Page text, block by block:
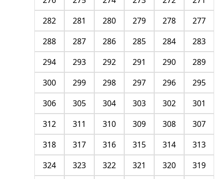
277
278
279
280
281
282
283
284
285
286
287
288
289
290
291
292
293
294
295
296
297
298
299
300
301
302
303
304
305
306
307
308
309
310
311
312
313
314
315
316
317
318
319
320
321
322
323
324